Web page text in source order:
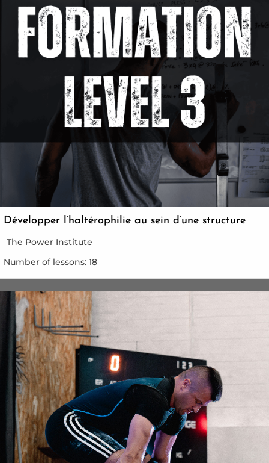
Développer l’haltérophilie au sein d’une structure
The Power Institute
Number of lessons: 18